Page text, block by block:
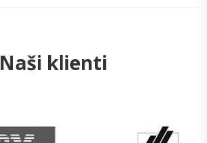
Naši klienti